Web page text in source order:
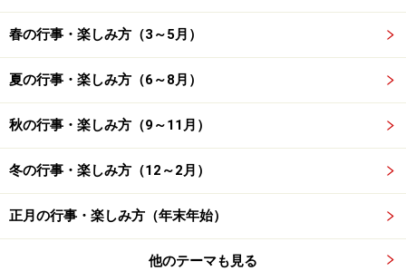
など開催時期が異なります。
は、新暦のひな祭りに近い3月第1日曜日に開催され、見
頃を迎えた梅とともに楽しめるとあって人気がありま
宴の様子だけでなく、参道や境内で平安装束の行列を間
近に見ることができるので、平安時代にタイムスリップ
したような気分になると思います。
春の行事・楽しみ方（3～5月）
夏の行事・楽しみ方（6～8月）
秋の行事・楽しみ方（9～11月）
冬の行事・楽しみ方（12～2月）
正月の行事・楽しみ方（年末年始）
他のテーマも見る